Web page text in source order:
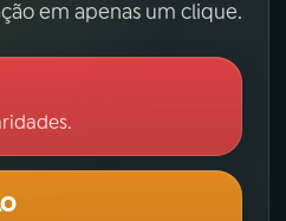
em apenas um clique.